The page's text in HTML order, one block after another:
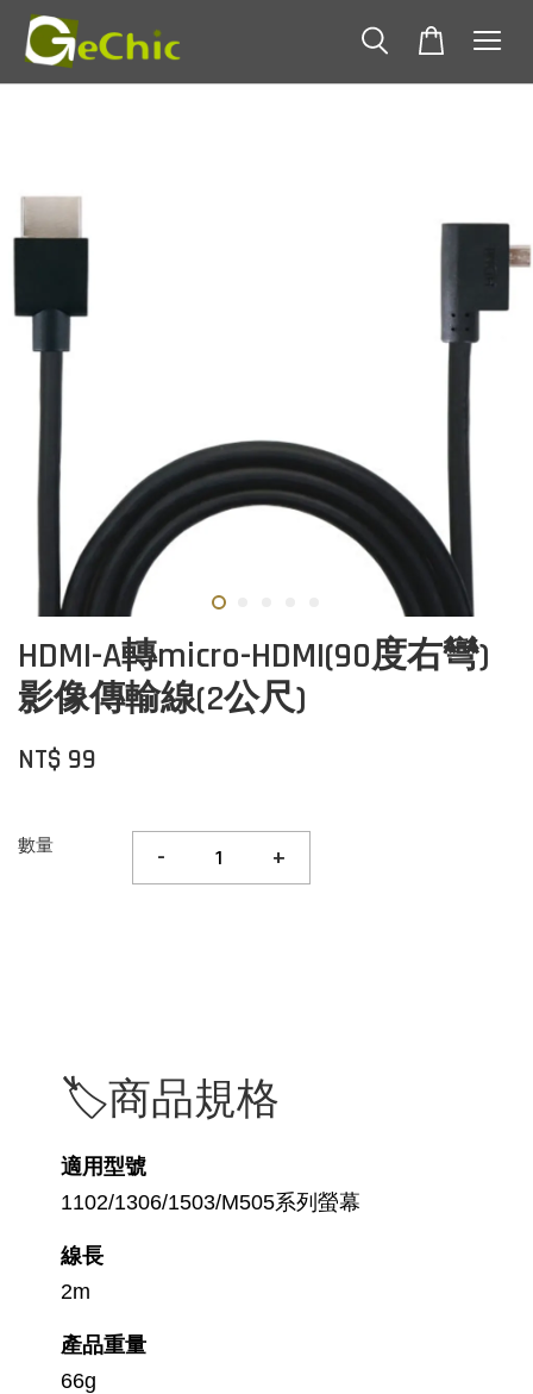
HDMI-A轉micro-HDMI(90度右彎)
影像傳輸線(2公尺)
NT$ 99
數量 - +
🏷️商品規格
適用型號
1102/1306/1503/M505系列螢幕
線長
2m
產品重量
66g